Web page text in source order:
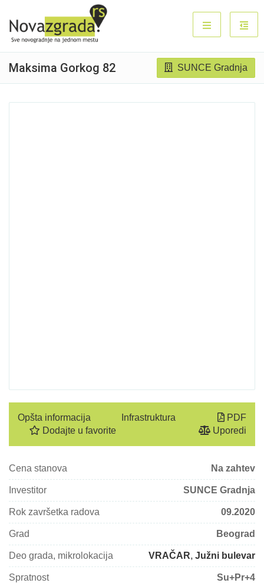
Maksima Gorkog 82 SUNCE Gradnja
Opšta informacija Infrastruktura
PDF
Dodajte u favorite
Uporedi
Cena stanova Na zahtev
Investitor SUNCE Gradnja
Rok završetka radova 09.2020
Grad Beograd
Deo grada, mikrolokacija VRAČAR, Južni bulevar
Spratnost Su+Pr+4